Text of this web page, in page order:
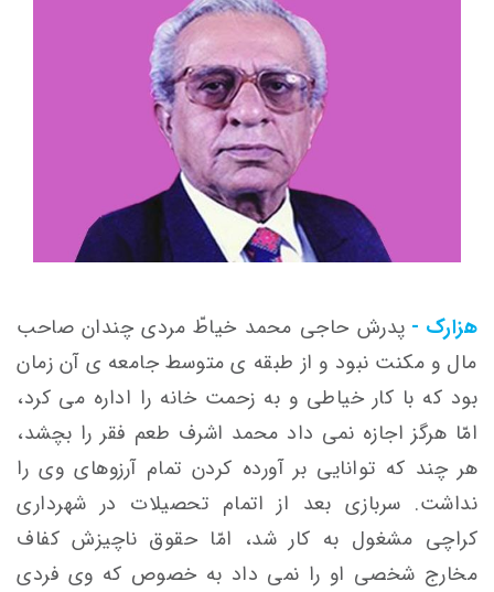
هزارک - پدرش حاجی محمد خیاطّ مردی چندان صاحب
مال و مکنت نبود و از طبقه ی متوسط جامعه ی آن زمان
بود که با کار خیاطی و به زحمت خانه را اداره می کرد،
امّا هرگز اجازه نمی داد محمد اشرف طعم فقر را بچشد،
هر چند که توانایی بر آورده کردن تمام آرزوهای وی را
نداشت. سربازی بعد از اتمام تحصیلات در شهرداری
کراچی مشغول به کار شد، امّا حقوق ناچیزش کفاف
مخارج شخصی او را نمی داد به خصوص که وی فردی